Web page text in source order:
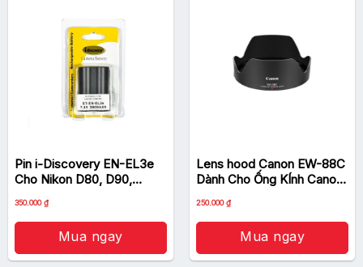
Pin i-Discovery EN-EL3e
Cho Nikon D80, D90,
Giá
là:
390.000 ₫.
350.000₫Giá
hiện
tại
350.000 ₫.
Mua ngay
Lens hood Canon EW-88C
Dành Cho Ống KÍnh Canon
250.000₫
Mua ngay